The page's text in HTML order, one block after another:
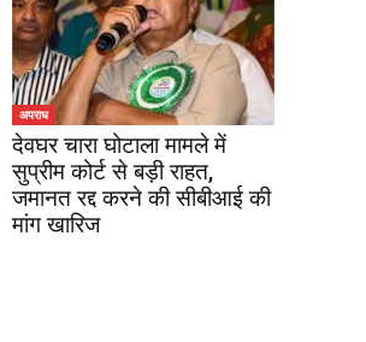
अपराध
देवघर चारा घोटाला मामले में
सुप्रीम कोर्ट से बड़ी राहत,
जमानत रद्द करने की सीबीआई की
मांग खारिज